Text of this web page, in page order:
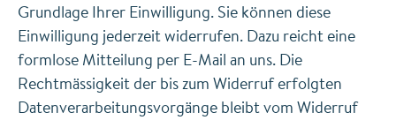
Grundlage Ihrer Einwilligung. Sie können diese
Einwilligung jederzeit widerrufen. Dazu reicht eine
formlose Mitteilung per E-Mail an uns. Die
Rechtmässigkeit der bis zum Widerruf erfolgten
Datenverarbeitungsvorgänge bleibt vom Widerruf